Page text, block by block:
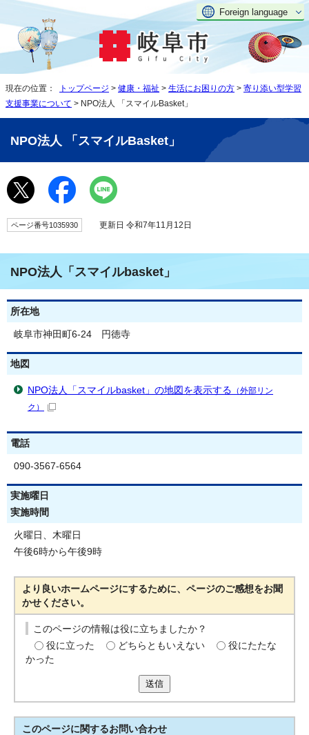
Foreign language
現在の位置： トップページ > 健康・福祉 > 生活にお困りの方 > 寄り添い型学習
支援事業について > NPO法人 「スマイルBasket」
NPO法人 「スマイルBasket」
ページ番号1035930 更新日 令和7年11月12日
NPO法人「スマイルbasket」
所在地
岐阜市神田町6-24 円徳寺
地図
NPO法人「スマイルbasket」の地図を表示する （外部リン
ク）
電話
090-3567-6564
実施曜日
実施時間
火曜日、木曜日
午後6時から午後9時
より良いホームページにするために、ページのご感想をお聞
かせください。
このページの情報は役に立ちましたか？
役に立った
どちらともいえない
役にたたな
かった
送信
このページに関するお問い合わせ